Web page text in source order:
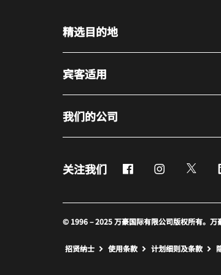
精选目的地
宾客适用
我们的公司
关注我们 FacebookInstagram
© 1996 – 2025 万豪国际有限公司版权所有。万
招贤纳士 使用条款 计划细则及条款